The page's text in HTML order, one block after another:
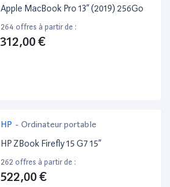
Apple MacBook Pro 13” (2019) 256Go
264 offres à partir de :
312,00 €
HP - Ordinateur portable
HP ZBook Firefly 15 G7 15”
262 offres à partir de :
522,00 €